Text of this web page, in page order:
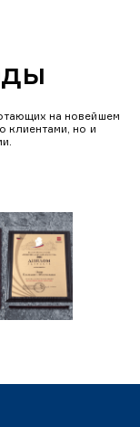
на новейшем
клиентами, но и